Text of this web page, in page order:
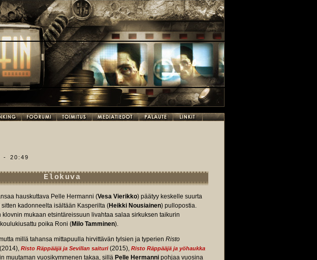
- 20:49
Elokuva
hauskuttava Pelle Hermanni (Vesa Vierikko) päätyy keskelle suurta
kadonneelta isältään Kasperilta (Heikki Nousiainen) pullopostia.
mukaan etsintäreissuun livahtaa salaa sirkuksen taikurin
poika Roni (Milo Tamminen).
millä tahansa mittapuulla hirvittävän tylsien ja typerien Risto
(2014), Risto Räppääjä ja Sevillan saituri(2015), Risto Räppääjä ja yöhaukka
muutaman vuosikymmenen takaa, sillä Pelle Hermanni pohjaa vuosina